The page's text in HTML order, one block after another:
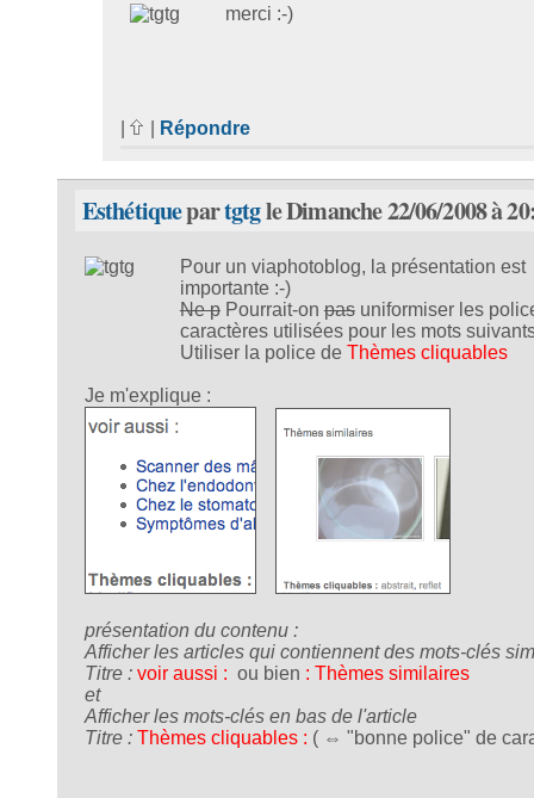
merci :-)
| Répondre
Esthétiquepartgtgle Dimanche 22/06/2008 à
Pour un viaphotoblog, la présentation est
importante :-)
Ne pPourrait-onpasuniformiser les
caractères utilisées pour les mots
Utiliser la police de Thèmes cliquables
Je m'explique :
présentation du contenu :
Afficher les articles qui contiennent des mots-clés
Titre : voir aussi : ou bien : Thèmes similaires
et
Afficher les mots-clés en bas de l'article
Titre : Thèmes cliquables : ( ⇔ "bonne police" de